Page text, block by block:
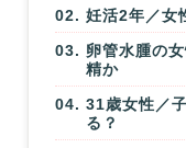
妊活2年／女
卵管水腫の
精か
31歳女性／
る？